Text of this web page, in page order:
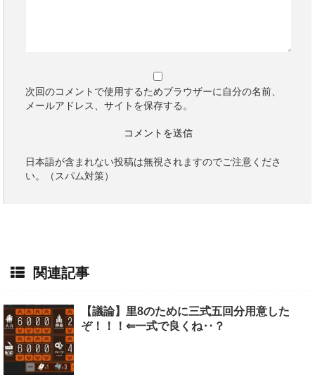
次回のコメントで使用するためブラウザーに自分の名前、
メールアドレス、サイトを保存する。
日本語が含まれない投稿は無視されますのでご注意くださ
い。（スパム対策）
関連記事
【議論】里8のために三式五回分用意した
ぞ！！！⇐一式で良くね‥？